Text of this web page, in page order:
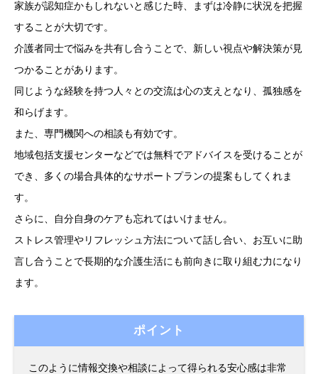
家族が認知症かもしれないと感じた時、まずは冷静に状況を把握
することが大切です。
介護者同士で悩みを共有し合うことで、新しい視点や解決策が見
つかることがあります。
同じような経験を持つ人々との交流は心の支えとなり、孤独感を
和らげます。
また、専門機関への相談も有効です。
地域包括支援センターなどでは無料でアドバイスを受けることが
でき、多くの場合具体的なサポートプランの提案もしてくれま
す。
さらに、自分自身のケアも忘れてはいけません。
ストレス管理やリフレッシュ方法について話し合い、お互いに助
言し合うことで長期的な介護生活にも前向きに取り組む力になり
ます。
ポイント
このように情報交換や相談によって得られる安心感は非常